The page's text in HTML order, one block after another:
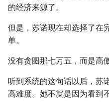
的经济来源了。
但是，苏诺现在却选择了在
单。
没有贪图那七万五，而是高
听到系统的这句话以后，苏
高难度。她不就是因为看到